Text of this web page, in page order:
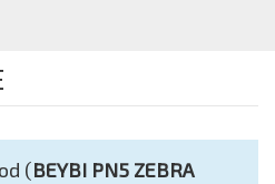
(BEYBI PN5 ZEBRA